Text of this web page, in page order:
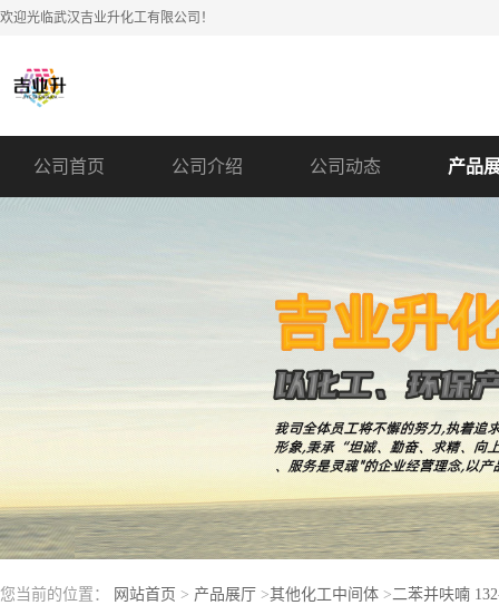
欢迎光临武汉吉业升化工有限公司！
公司首页 公司介绍 公司动态 产品
您当前的位置： 网站首页 > 产品展厅 >其他化工中间体 >二苯并呋喃